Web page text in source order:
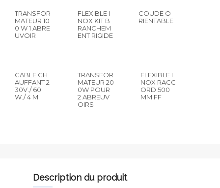
TRANSFOR
MATEUR 10
0 W 1 ABRE
UVOIR
FLEXIBLE I
NOX KIT B
RANCHEM
ENT RIGIDE
COUDE O
RIENTABLE
CABLE CH
AUFFANT 2
30V./ 60
W./ 4 M.
TRANSFOR
MATEUR 20
0W POUR
2 ABREUV
OIRS
FLEXIBLE I
NOX RACC
ORD 500
MM FF
description du produit